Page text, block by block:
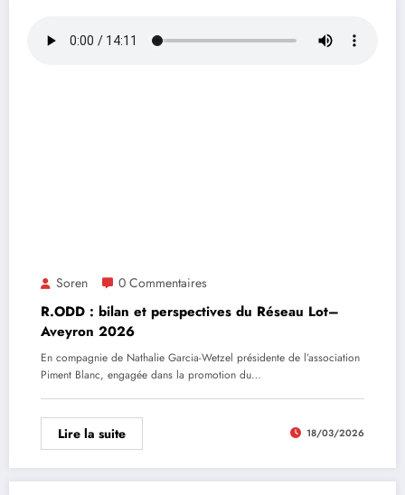
Soren 0 Commentaires
R.ODD : bilan et perspectives du Réseau Lot–
Aveyron 2026
En compagnie de Nathalie Garcia-Wetzel présidente de l’association
Piment Blanc, engagée dans la promotion du…
Lire la suite 18/03/2026